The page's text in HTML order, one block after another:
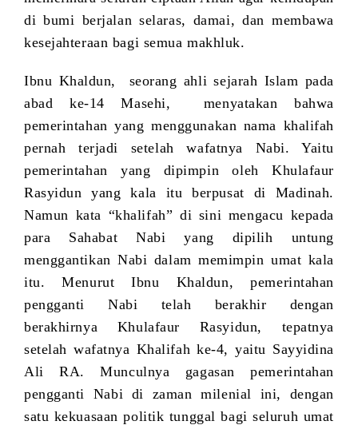
di bumi berjalan selaras, damai, dan membawa
kesejahteraan bagi semua makhluk.
Ibnu Khaldun, seorang ahli sejarah Islam pada
abad ke-14 Masehi, menyatakan bahwa
pemerintahan yang menggunakan nama khalifah
pernah terjadi setelah wafatnya Nabi. Yaitu
pemerintahan yang dipimpin oleh Khulafaur
Rasyidun yang kala itu berpusat di Madinah.
Namun kata “khalifah” di sini mengacu kepada
para Sahabat Nabi yang dipilih untung
menggantikan Nabi dalam memimpin umat kala
itu. Menurut Ibnu Khaldun, pemerintahan
pengganti Nabi telah berakhir dengan
berakhirnya Khulafaur Rasyidun, tepatnya
setelah wafatnya Khalifah ke-4, yaitu Sayyidina
Ali RA. Munculnya gagasan pemerintahan
pengganti Nabi di zaman milenial ini, dengan
satu kekuasaan politik tunggal bagi seluruh umat